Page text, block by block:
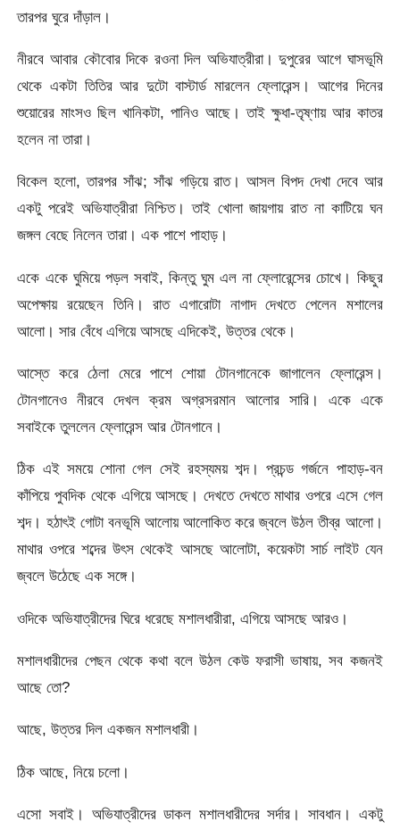
তারপর ঘুরে দাঁড়াল।
নীরবে আবার কৌবোর দিকে রওনা দিল অভিযাত্রীরা। দুপুরের আগে ঘাসভূমি
থেকে একটা তিতির আর দুটো বাস্টার্ড মারলেন ফ্লোরেন্স। আগের দিনের
শুয়োরের মাংসও ছিল খানিকটা, পানিও আছে। তাই ক্ষুধা-তৃষ্ণায় আর কাতর
হলেন না তারা।
বিকেল হলো, তারপর সাঁঝ; সাঁঝ গড়িয়ে রাত। আসল বিপদ দেখা দেবে আর
একটু পরেই অভিযাত্রীরা নিশ্চিত। তাই খোলা জায়গায় রাত না কাটিয়ে ঘন
জঙ্গল বেছে নিলেন তারা। এক পাশে পাহাড়।
একে একে ঘুমিয়ে পড়ল সবাই, কিন্তু ঘুম এল না ফ্লোরেন্সের চোখে। কিছুর
অপেক্ষায় রয়েছেন তিনি। রাত এগারোটা নাগাদ দেখতে পেলেন মশালের
আলো। সার বেঁধে এগিয়ে আসছে এদিকেই, উত্তর থেকে।
আস্তে করে ঠেলা মেরে পাশে শোয়া টোনগানেকে জাগালেন ফ্লোরেন্স।
টোনগানেও নীরবে দেখল ক্রম অগ্রসরমান আলোর সারি। একে একে
সবাইকে তুললেন ফ্লোরেন্স আর টোনগানে।
ঠিক এই সময়ে শোনা গেল সেই রহস্যময় শব্দ। প্রচন্ড গর্জনে পাহাড়-বন
কাঁপিয়ে পুবদিক থেকে এগিয়ে আসছে। দেখতে দেখতে মাথার ওপরে এসে গেল
শব্দ। হঠাৎই গোটা বনভূমি আলোয় আলোকিত করে জ্বলে উঠল তীব্র আলো।
মাথার ওপরে শব্দের উৎস থেকেই আসছে আলোটা, কয়েকটা সার্চ লাইট যেন
জ্বলে উঠেছে এক সঙ্গে।
ওদিকে অভিযাত্রীদের ঘিরে ধরেছে মশালধারীরা, এগিয়ে আসছে আরও।
মশালধারীদের পেছন থেকে কথা বলে উঠল কেউ ফরাসী ভাষায়, সব কজনই
আছে তো?
আছে, উত্তর দিল একজন মশালধারী।
ঠিক আছে, নিয়ে চলো।
এসো সবাই। অভিযাত্রীদের ডাকল মশালধারীদের সর্দার। সাবধান। একটু